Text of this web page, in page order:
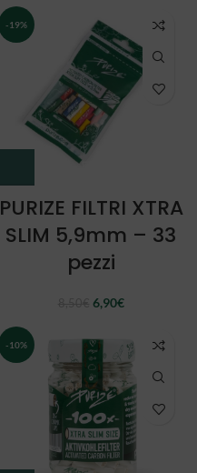
-19%
PURIZE FILTRI XTRA
SLIM 5,9mm – 33
pezzi
Il
era:
8,50€.
6,90€Il
è:
6,90€.
-10%